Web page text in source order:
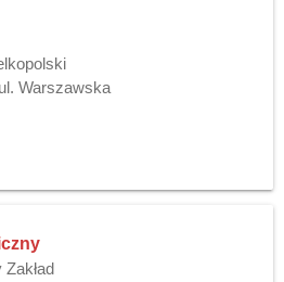
Warszawska